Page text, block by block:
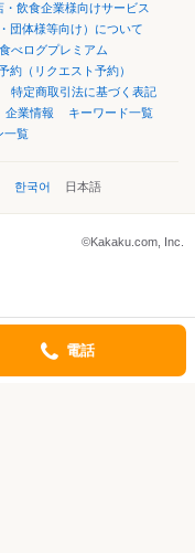
・飲食企業様向けサービス
団体様等向け）について
食べログプレミアム
約（リクエスト予約）
特定商取引法に基づく表記
企業情報
キーワード一覧
一覧
한국어 日本語
©Kakaku.com, Inc.
電話